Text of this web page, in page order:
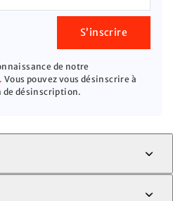
S’inscrire
de notre
Vous pouvez vous désinscrire à
de désinscription.